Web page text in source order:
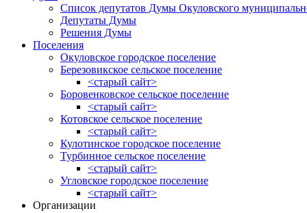
Список депутатов Думы Окуловского
Депутаты Думы
Решения Думы
Поселения
Окуловское городское поселение
Березовикское сельское поселение
<старый сайт>
Боровенковское сельское поселение
<старый сайт>
Котовское сельское поселение
<старый сайт>
Кулотинское городское поселение
Турбинное сельское поселение
<старый сайт>
Угловское городское поселение
<старый сайт>
Организации